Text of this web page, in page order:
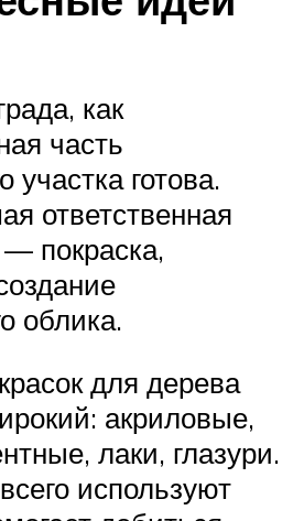
как
часть
участка готова.
ответственная
покраска,
облика.
для дерева
акриловые,
лаки, глазури.
используют